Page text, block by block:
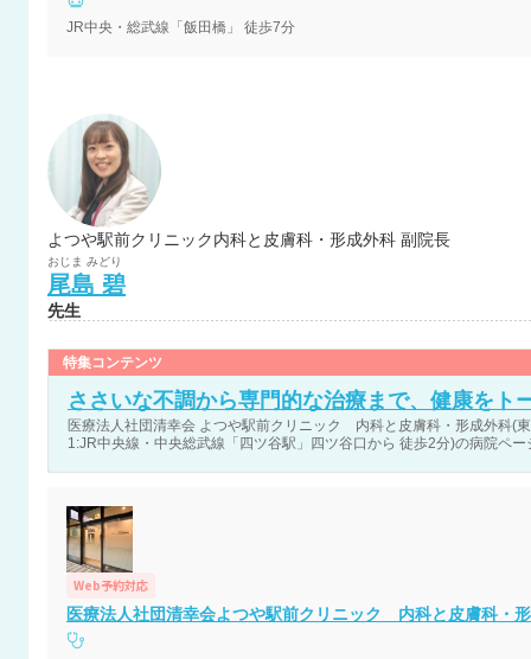
JR中央・総武線「飯田橋」 徒歩7分
よつや駅前クリニック内科と皮膚科・形成外科 副院長
おじま みどり
尾島 碧
先生
特集コンテンツ
ささいな不調から専門的な治療まで、健康をト
医療法人社団清幸会 よつや駅前クリニック 内科と皮膚科・形成外科(
1:JR中央線・中央総武線「四ツ谷駅」四ツ谷口から 徒歩2分)の病院ペー
Web予約対応
医療法人社団清幸会よつや駅前クリニック 内科と皮膚科・